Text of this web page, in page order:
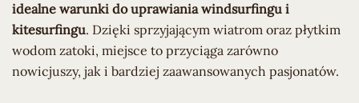
idealne warunki do uprawiania windsurfingu i
kitesurfingu. Dzięki sprzyjającym wiatrom oraz płytkim
wodom zatoki, miejsce to przyciąga zarówno
nowicjuszy, jak i bardziej zaawansowanych pasjonatów.